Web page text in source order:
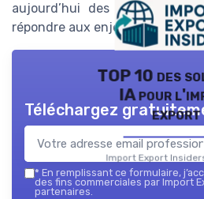
aujourd’hui des solutions
répondre aux enjeux
TOP 10 des
IA pour
export
Import Export
Téléchargez
* En remplissant ce formulaire,
des fins commerciales par Import
partenaires.